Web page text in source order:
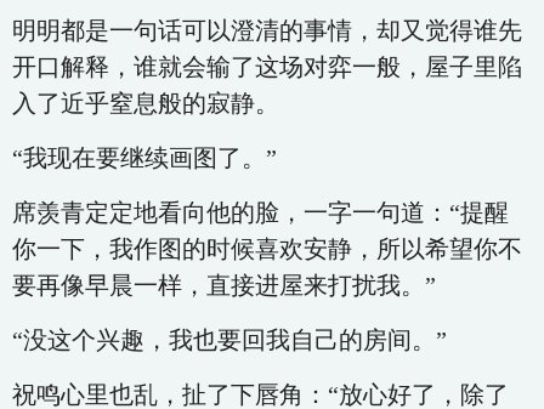
明明都是一句话可以澄清的事情，却又觉得谁先
开口解释，谁就会输了这场对弈一般，屋子里陷
入了近乎窒息般的寂静。
“我现在要继续画图了。”
席羡青定定地看向他的脸，一字一句道：“提醒
你一下，我作图的时候喜欢安静，所以希望你不
要再像早晨一样，直接进屋来打扰我。”
“没这个兴趣，我也要回我自己的房间。”
祝鸣心里也乱，扯了下唇角：“放心好了，除了